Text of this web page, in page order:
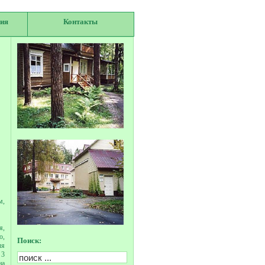
Контакты
3
Поиск: